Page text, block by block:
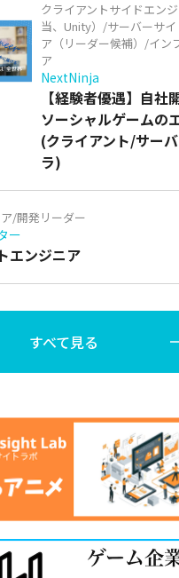
クライアントサイドエン
当、Unity）/サーバーサ
ア（リーダー候補）/イン
ア
NextNinja
【経験者優遇】自社
ソーシャルゲームの
(クライアント/サー
ラ)
/開発リーダー
ー
エンジニア
すべて見る